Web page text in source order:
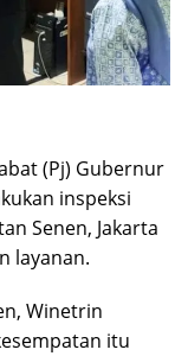
(Pj) Gubernur
inspeksi
Senen, Jakarta
layanan.
Winetrin
itu